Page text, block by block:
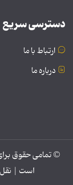
دسترسی سریع
ارتباط با ما
درباره ما
© تمامی حقوق
است | نقل